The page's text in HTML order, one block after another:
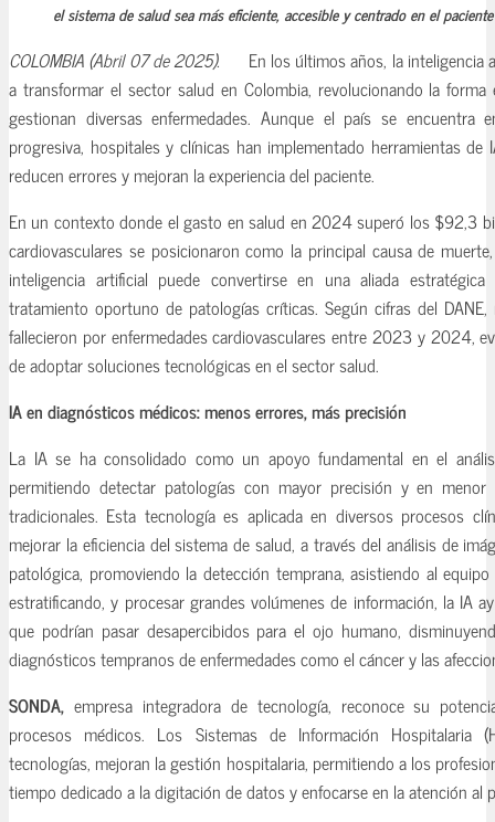
el sistema de salud sea más eficiente, accesible y centrado en el paciente
COLOMBIA (Abril 07 de 2025). En los últimos años, la inteligencia
a transformar el sector salud en Colombia, revolucionando la
gestionan diversas enfermedades. Aunque el país se encuentra
progresiva, hospitales y clínicas han implementado herramientas de
reducen errores y mejoran la experiencia del paciente.
En un contexto donde el gasto en salud en 2024 superó los $92,3
cardiovasculares se posicionaron como la principal causa de
inteligencia artificial puede convertirse en una aliada
tratamiento oportuno de patologías críticas. Según cifras del
fallecieron por enfermedades cardiovasculares entre 2023 y 2024,
de adoptar soluciones tecnológicas en el sector salud.
IA en diagnósticos médicos: menos errores, más precisión
La IA se ha consolidado como un apoyo fundamental en el
permitiendo detectar patologías con mayor precisión y en
tradicionales. Esta tecnología es aplicada en diversos procesos
mejorar la eficiencia del sistema de salud, a través del análisis de
patológica, promoviendo la detección temprana, asistiendo al
estratificando, y procesar grandes volúmenes de información, la IA
que podrían pasar desapercibidos para el ojo humano,
diagnósticos tempranos de enfermedades como el cáncer y las
SONDA, empresa integradora de tecnología, reconoce su
procesos médicos. Los Sistemas de Información Hospitalaria
tecnologías, mejoran la gestión hospitalaria, permitiendo a los
tiempo dedicado a la digitación de datos y enfocarse en la atención al